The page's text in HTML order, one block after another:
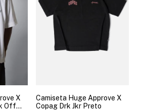
X
Off
Camiseta Huge Approve X
Copag Drk Jkr Preto